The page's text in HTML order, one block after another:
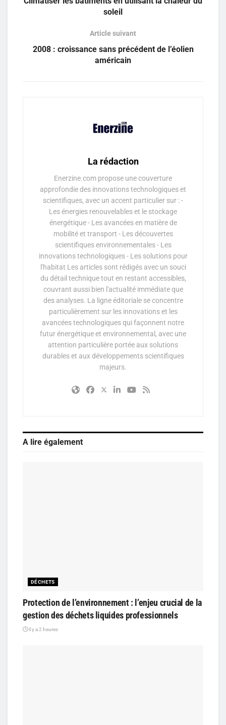
soleil
Article suivant
2008 : croissance sans précédent de l’éolien
américain
La rédaction
Enerzine.com propose une couverture
approfondie des innovations technologiques et
scientifiques, avec un accent particulier sur : -
Les énergies renouvelables et le stockage
énergétique - Les avancées en matière de
mobilité et transport - Les découvertes
scientifiques environnementales - Les
innovations technologiques - Les solutions pour
l'habitat Les articles sont rédigés avec un souci
du détail technique tout en restant accessibles,
couvrant aussi bien l'actualité immédiate que
des analyses. La ligne éditoriale se concentre
particulièrement sur les innovations et les
avancées technologiques qui façonnent notre
futur énergétique et environnemental, avec une
attention particulière portée aux solutions
durables et aux développements scientifiques
majeurs.
A lire également
DÉCHETS
Protection de l’environnement : l’enjeu crucial de la
gestion des déchets liquides professionnels
il y a 2 heures